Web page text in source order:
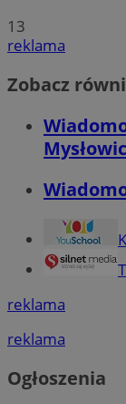
13
reklama
Zobacz
reklama
reklama
Ogłoszenia